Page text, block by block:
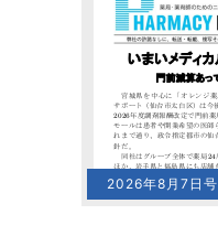
2026年8月7日号